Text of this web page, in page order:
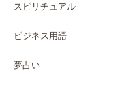
スピリチュアル
ビジネス用語
夢占い